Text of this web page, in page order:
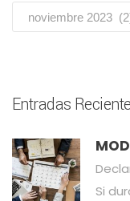
Entradas
Si